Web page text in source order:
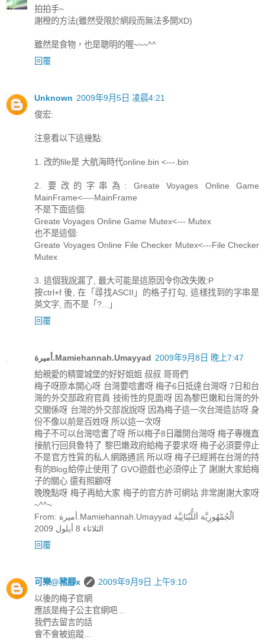
拍拍手~
謝橙的方法(雖然受限於網段而無法多開XD)
雖然是食物，也是聰明的喔~~~^^
回覆
Unknown 2009年9月5日 凌晨4:21
俊宏:
注意看以下這幾點:
1. 改的file是 大航海時代online.bin <---.bin
2. 要改的字串為: Greate Voyages Online Game
MainFrame<----MainFrame
不是下面這個:
Greate Voyages Online Game Mutex<--- Mutex
也不是這個:
Greate Voyages Online File Checker Mutex<---File Checker
Mutex
3. 這個我說漏了, 最大可能是這原因令你改失敗:P
按ctrl+f 後, 在「尋找ASCII」的格子打勾, 這樣找到的字串是
英文字, 而不是「?...」
回覆
أميرة.Mamiehannah.Umayyad 2009年9月8日 晚上7:47
給親愛的精靈城堡的好好姐姐 叔叔 哥哥們
梅子呀原本開心呀 台灣要唸書呀 梅子6日抵達台灣呀 7日和台
灣的外交部政府官員 技術性的見面呀 因為黎巴嫩和台灣的外
交關係呀 台灣的外交部說說呀 因為梅子這一次台灣造訪呀 身
份不像以前是百姓呀 所以這一次呀
梅子不可以台灣唸書了呀 所以梅子8日離開台灣呀 梅子專機直
接航行回貝魯特了 黎巴嫩政府給梅子要求呀 梅子必須要停止
不是官方性質的私人網路通訊 所以呀 梅子已經將在台灣的持
有的Blog給停止使用了 GVO遊戲也必須停止了 謝謝大家給梅
子的關心 還有照顧呀
晚晚點呀 梅子再給大家 梅子的官方許可網站 非常謝謝大家呀
~^^~
From: أميرة.Mamiehannah.Umayyad اَلْجُمْهُورِيَّة اَللُّبْنَانِيَّة
الثلاثاء 8 أيلول 2009
回覆
可樂@豬腳x
2009年9月9日 上午9:10
以後的梅子官網
應該是梅子公主官網吧...
我們去留言的話
會不會被追蹤...